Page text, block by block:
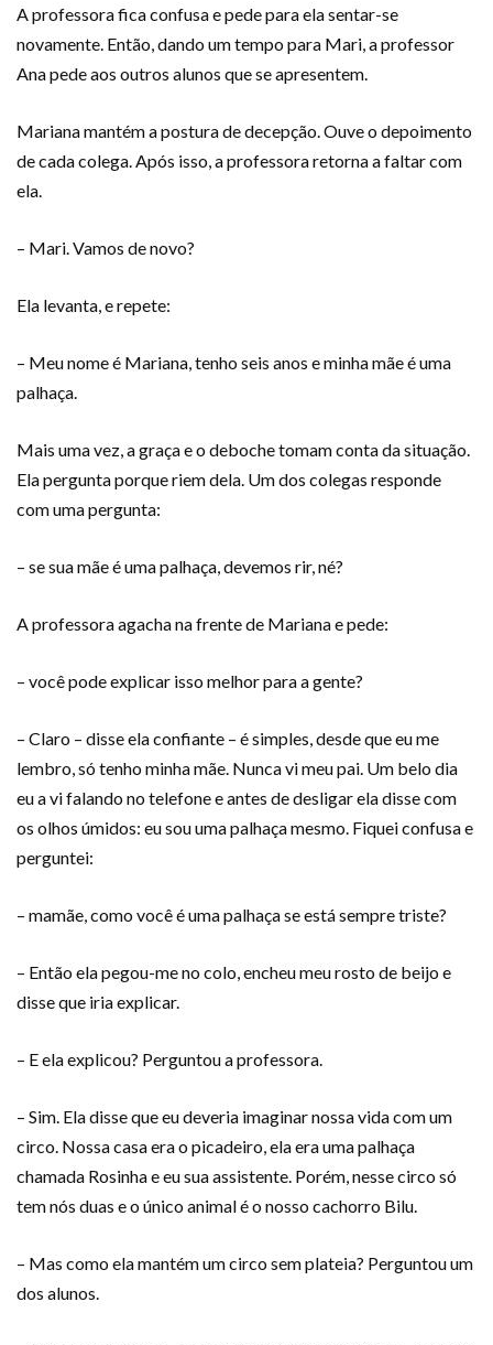
A professora fica confusa e pede para ela sentar-se
novamente. Então, dando um tempo para Mari, a professor
Ana pede aos outros alunos que se apresentem.
Mariana mantém a postura de decepção. Ouve o depoimento
de cada colega. Após isso, a professora retorna a faltar com
ela.
– Mari. Vamos de novo?
Ela levanta, e repete:
– Meu nome é Mariana, tenho seis anos e minha mãe é uma
palhaça.
Mais uma vez, a graça e o deboche tomam conta da situação.
Ela pergunta porque riem dela. Um dos colegas responde
com uma pergunta:
– se sua mãe é uma palhaça, devemos rir, né?
A professora agacha na frente de Mariana e pede:
– você pode explicar isso melhor para a gente?
– Claro – disse ela confiante – é simples, desde que eu me
lembro, só tenho minha mãe. Nunca vi meu pai. Um belo dia
eu a vi falando no telefone e antes de desligar ela disse com
os olhos úmidos: eu sou uma palhaça mesmo. Fiquei confusa e
perguntei:
– mamãe, como você é uma palhaça se está sempre triste?
– Então ela pegou-me no colo, encheu meu rosto de beijo e
disse que iria explicar.
– E ela explicou? Perguntou a professora.
– Sim. Ela disse que eu deveria imaginar nossa vida com um
circo. Nossa casa era o picadeiro, ela era uma palhaça
chamada Rosinha e eu sua assistente. Porém, nesse circo só
tem nós duas e o único animal é o nosso cachorro Bilu.
– Mas como ela mantém um circo sem plateia? Perguntou um
dos alunos.